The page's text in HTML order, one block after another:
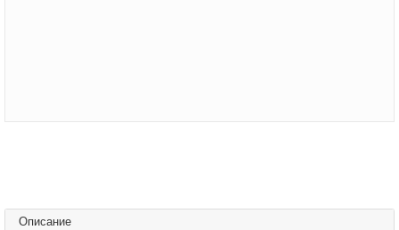
Описание